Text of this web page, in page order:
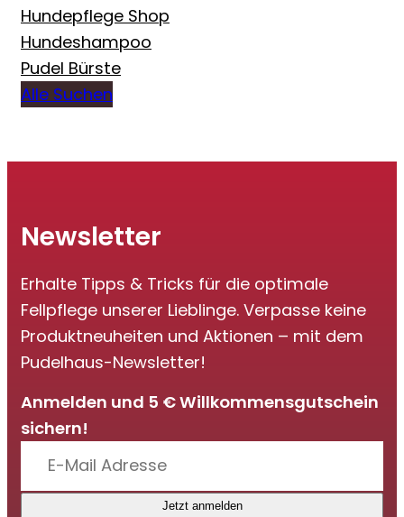
Hundepflege Shop
Hundeshampoo
Pudel Bürste
Alle Suchen
Newsletter
Erhalte Tipps & Tricks für die optimale
Fellpflege unserer Lieblinge. Verpasse keine
Produktneuheiten und Aktionen – mit dem
Pudelhaus-Newsletter!
Anmelden und 5 € Willkommensgutschein
sichern!
Jetzt anmelden